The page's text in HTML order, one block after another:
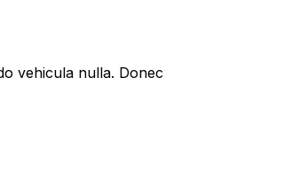
vehicula nulla. Donec